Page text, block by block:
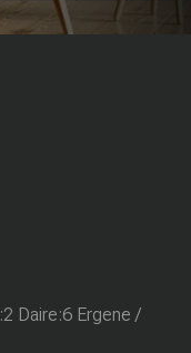
Daire:6 Ergene /